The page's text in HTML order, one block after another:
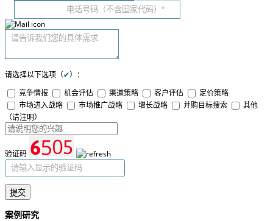
请选择以下选项（✔）：
竞争情报
机会评估 渠道策略 客户评估
定价策略
市场进入战略
市场推广战略 增长战略 并购目标搜索
其他
（请注明）
验证码
提交
案例研究